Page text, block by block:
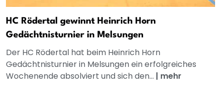
HC Rödertal gewinnt Heinrich Horn
Gedächtnisturnier in Melsungen
Der HC Rödertal hat beim Heinrich Horn
Gedächtnisturnier in Melsungen ein erfolgreiches
Wochenende absolviert und sich den... | mehr